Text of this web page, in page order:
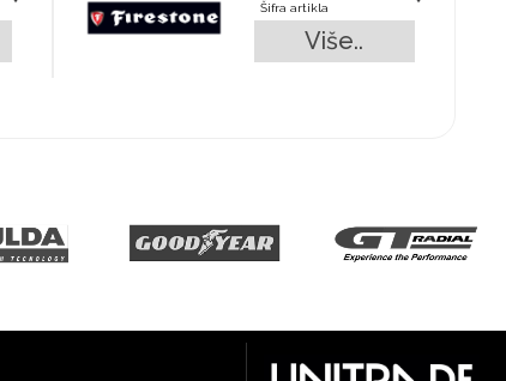
Šifra artikla
Više..